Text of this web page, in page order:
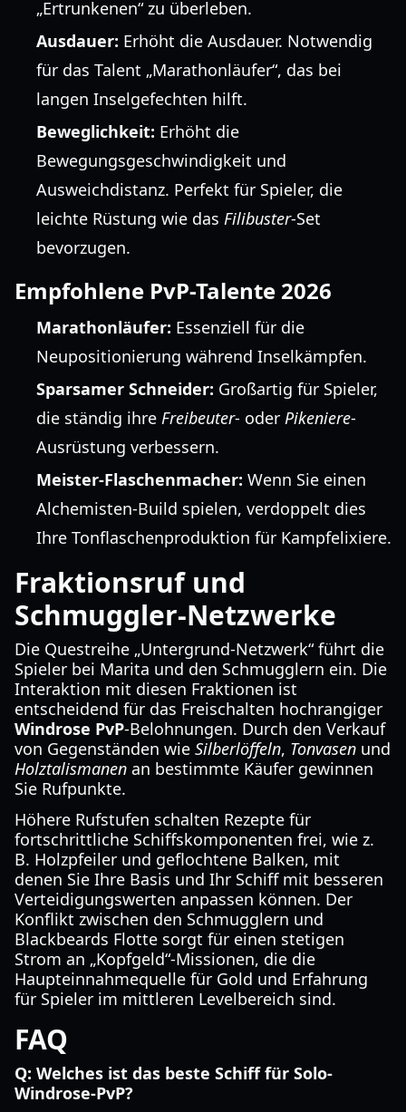
„Ertrunkenen“ zu überleben.
Ausdauer: Erhöht die Ausdauer. Notwendig
für das Talent „Marathonläufer“, das bei
langen Inselgefechten hilft.
Beweglichkeit: Erhöht die
Bewegungsgeschwindigkeit und
Ausweichdistanz. Perfekt für Spieler, die
leichte Rüstung wie das Filibuster-Set
bevorzugen.
Empfohlene PvP-Talente 2026
Marathonläufer: Essenziell für die
Neupositionierung während Inselkämpfen.
Sparsamer Schneider: Großartig für Spieler,
die ständig ihre Freibeuter- oder Pikeniere-
Ausrüstung verbessern.
Meister-Flaschenmacher: Wenn Sie einen
Alchemisten-Build spielen, verdoppelt dies
Ihre Tonflaschenproduktion für Kampfelixiere.
Fraktionsruf und
Schmuggler-Netzwerke
Die Questreihe „Untergrund-Netzwerk“ führt die
Spieler bei Marita und den Schmugglern ein. Die
Interaktion mit diesen Fraktionen ist
entscheidend für das Freischalten hochrangiger
Windrose PvP-Belohnungen. Durch den Verkauf
von Gegenständen wie Silberlöffeln, Tonvasen und
Holztalismanen an bestimmte Käufer gewinnen
Sie Rufpunkte.
Höhere Rufstufen schalten Rezepte für
fortschrittliche Schiffskomponenten frei, wie z.
B. Holzpfeiler und geflochtene Balken, mit
denen Sie Ihre Basis und Ihr Schiff mit besseren
Verteidigungswerten anpassen können. Der
Konflikt zwischen den Schmugglern und
Blackbeards Flotte sorgt für einen stetigen
Strom an „Kopfgeld“-Missionen, die die
Haupteinnahmequelle für Gold und Erfahrung
für Spieler im mittleren Levelbereich sind.
FAQ
Q: Welches ist das beste Schiff für Solo-
Windrose-PvP?